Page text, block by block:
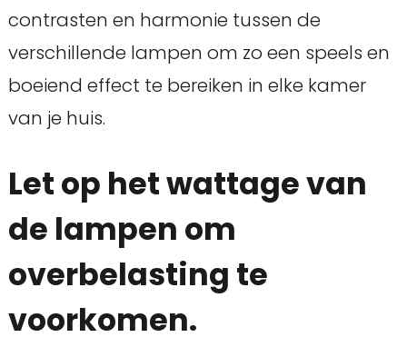
contrasten en harmonie tussen de
verschillende lampen om zo een speels en
boeiend effect te bereiken in elke kamer
van je huis.
Let op het wattage van
de lampen om
overbelasting te
voorkomen.